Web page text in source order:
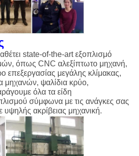
state-of-the-art εξοπλισμό
όπως CNC αλεξίπτωτο μηχανή,
επεξεργασίας μεγάλης κλίμακας,
μηχανών, ψαλίδια κρύο,
όλα τα είδη
σύμφωνα με τις ανάγκες σας
υψηλής ακρίβειας μηχανική.